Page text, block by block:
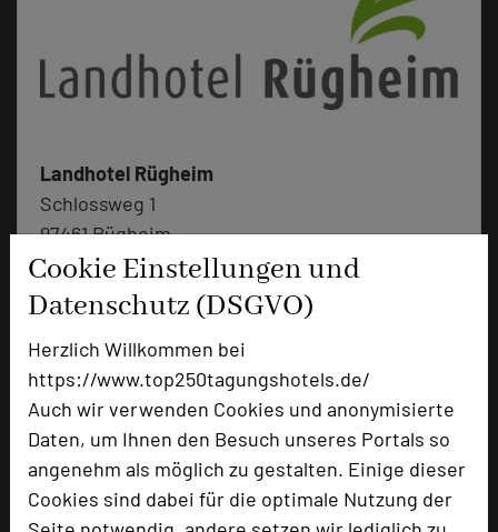
Cookie Einstellungen und
Datenschutz (DSGVO)
Herzlich Willkommen bei
https://www.top250tagungshotels.de/
Auch wir verwenden Cookies und anonymisierte
Daten, um Ihnen den Besuch unseres Portals so
angenehm als möglich zu gestalten. Einige dieser
Cookies sind dabei für die optimale Nutzung der
Landhotel Rügheim
Schlossweg 1
97461 Rügheim
phone +49 9523 50293-0
language Homepage
zur Tagungsanfrage hinzufügen add_circle
Bewertung